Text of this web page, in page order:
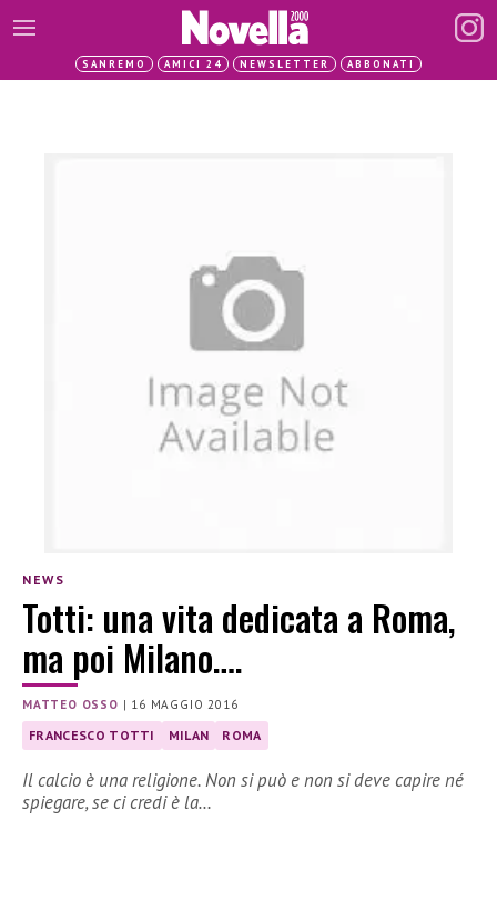
SANREMO AMICI 24 NEWSLETTER ABBONATI
NEWS
Totti: una vita dedicata a Roma,
ma poi Milano….
MATTEO OSSO | 16 MAGGIO 2016
FRANCESCO TOTTI MILAN ROMA
Il calcio è una religione. Non si può e non si deve capire né
spiegare, se ci credi è la…